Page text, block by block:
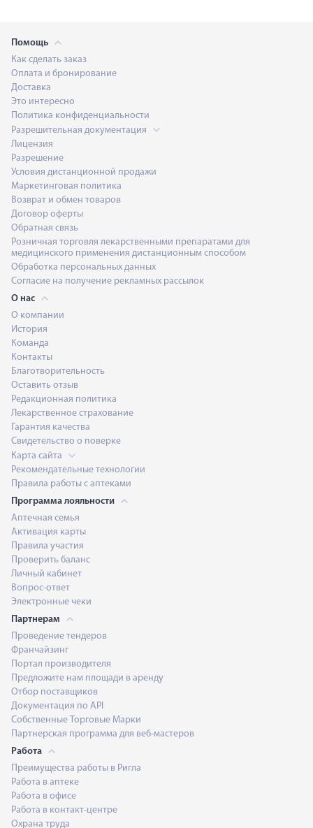
Помощь
Как сделать заказ
Оплата и бронирование
Доставка
Это интересно
Политика конфиденциальности
Разрешительная документация
Лицензия
Разрешение
Условия дистанционной продажи
Маркетинговая политика
Возврат и обмен товаров
Договор оферты
Обратная связь
Розничная торговля лекарственными препаратами для
медицинского применения дистанционным способом
Обработка персональных данных
Согласие на получение рекламных рассылок
О нас
О компании
История
Команда
Контакты
Благотворительность
Оставить отзыв
Редакционная политика
Лекарственное страхование
Гарантия качества
Свидетельство о поверке
Карта сайта
Рекомендательные технологии
Правила работы с аптеками
Программа лояльности
Аптечная семья
Активация карты
Правила участия
Проверить баланс
Личный кабинет
Вопрос-ответ
Электронные чеки
Партнерам
Проведение тендеров
Франчайзинг
Портал производителя
Предложите нам площади в аренду
Отбор поставщиков
Документация по API
Собственные Торговые Марки
Партнерская программа для веб-мастеров
Работа
Преимущества работы в Ригла
Работа в аптеке
Работа в офисе
Работа в контакт-центре
Охрана труда